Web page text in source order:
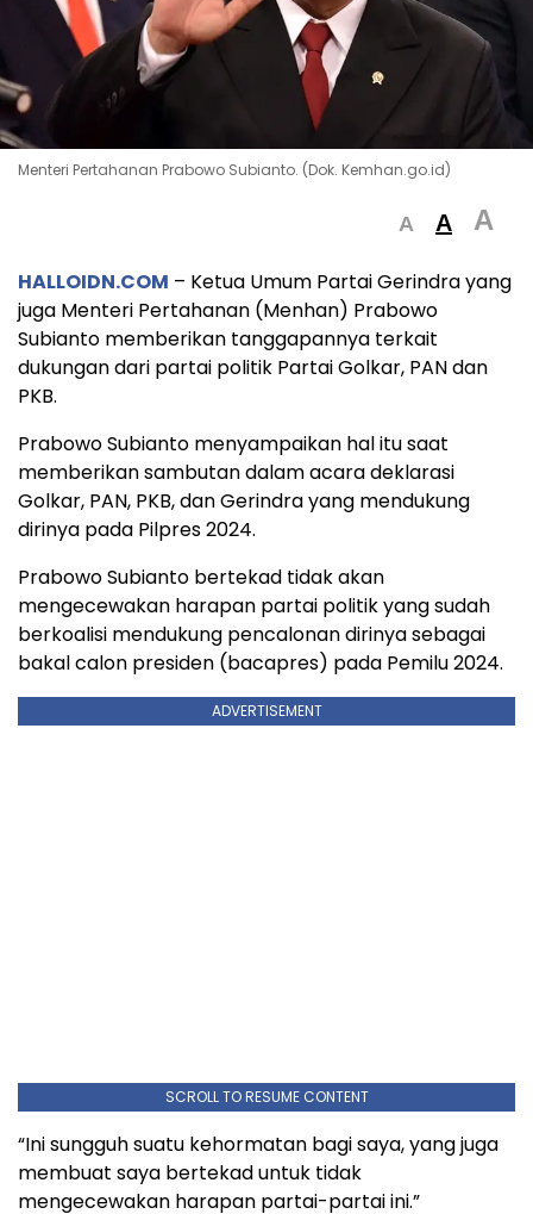
Menteri Pertahanan Prabowo Subianto. (Dok. Kemhan.go.id)
A A A
HALLOIDN.COM – Ketua Umum Partai Gerindra yang
juga Menteri Pertahanan (Menhan) Prabowo
Subianto memberikan tanggapannya terkait
dukungan dari partai politik Partai Golkar, PAN dan
PKB.
Prabowo Subianto menyampaikan hal itu saat
memberikan sambutan dalam acara deklarasi
Golkar, PAN, PKB, dan Gerindra yang mendukung
dirinya pada Pilpres 2024.
Prabowo Subianto bertekad tidak akan
mengecewakan harapan partai politik yang sudah
berkoalisi mendukung pencalonan dirinya sebagai
bakal calon presiden (bacapres) pada Pemilu 2024.
ADVERTISEMENT
SCROLL TO RESUME CONTENT
“Ini sungguh suatu kehormatan bagi saya, yang juga
membuat saya bertekad untuk tidak
mengecewakan harapan partai-partai ini.”